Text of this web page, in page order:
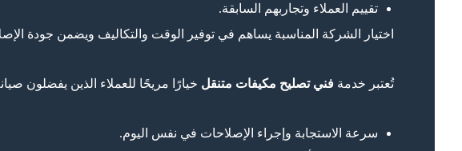
تقييم العملاء وتجاربهم السابقة.
اختيار الشركة المناسبة يساهم في توفير الوقت والتكاليف ويضمن جودة
تُعتبر خدمة فني تصليح مكيفات متنقل خيارًا مريحًا للعملاء الذين يفضلون
سرعة الاستجابة وإجراء الإصلاحات في نفس اليوم.